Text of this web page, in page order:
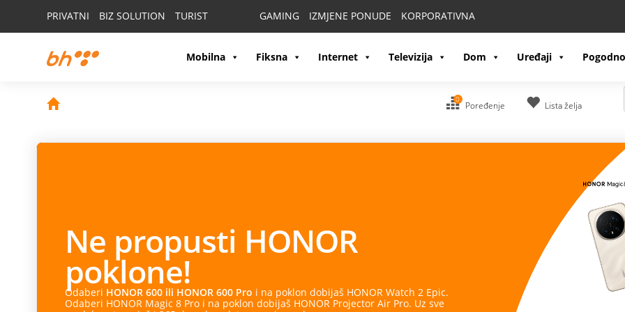
PRIVATNI BIZ SOLUTION TURIST GAMING IZMJENE PONUDE KORPORATIVNA
Mobilna Fiksna Internet Televizija Dom Uređaji
0
Poređenje Lista želja
Ne propusti HONOR
poklone!
Odaberi HONOR 600 ili HONOR 600 Pro i na poklon dobijaš HONOR Watch 2 Epic.
Odaberi HONOR Magic 8 Pro i na poklon dobijaš HONOR Projector Air Pro. Uz sve